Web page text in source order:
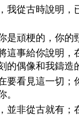
我從古時說明
是頑梗的，你
這事給你說明
的偶像和我鑄造
要看見這一切
。
並非從古就有